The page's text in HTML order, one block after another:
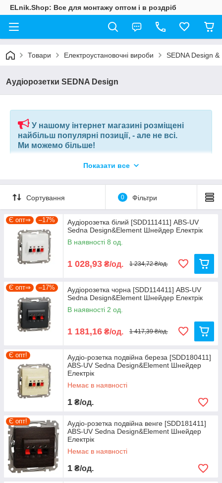
ELnik.Shop: Все для монтажу оптом і в роздріб
Товари Електроустановочні вироби SEDNA Design
Аудіорозетки SEDNA Design
У нашому інтернет магазині розміщені
найбільш популярні позиції, - але не всі.
Ми можемо більше!
Якщо ви шукаєте конкретну позицію або заміну товару, який
наші фахівці в короткий термін підберуть вам позиції за
вашим запитом, або аналоги інших виробників.
+380675038212
Ми не просто інтернет-магазин, а велика, оптова,
компанія по комплектації будівельних об'єктів і
виробничих підприємств.
Показати все
Сортування 0 Фільтри
Є опт⇒ –17%
Аудіорозетка білий [SDD111411] ABS-UV
Sedna Design&Element Шнейдер Електрік
В наявності 8 од.
1 028,93 ₴/од. 1 234,72 ₴/од.
Є опт⇒ –17%
Аудіорозетка чорна [SDD114411] ABS-UV
Sedna Design&Element Шнейдер Електрік
В наявності 2 од.
1 181,16 ₴/од. 1 417,39 ₴/од.
Є опт!
Аудіо-розетка подвійна береза [SDD180411]
ABS-UV Sedna Design&Element Шнейдер
Електрік
Немає в наявності
1 ₴/од.
Є опт!
Аудіо-розетка подвійна венге [SDD181411]
ABS-UV Sedna Design&Element Шнейдер
Електрік
Немає в наявності
1 ₴/од.